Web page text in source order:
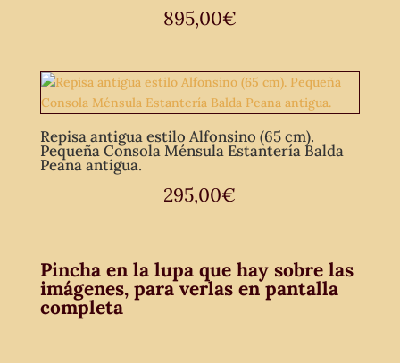
895,00€
Repisa antigua estilo Alfonsino (65 cm).
Pequeña Consola Ménsula Estantería Balda
Peana antigua.
295,00€
Pincha en la lupa que hay sobre las
imágenes, para verlas en pantalla
completa